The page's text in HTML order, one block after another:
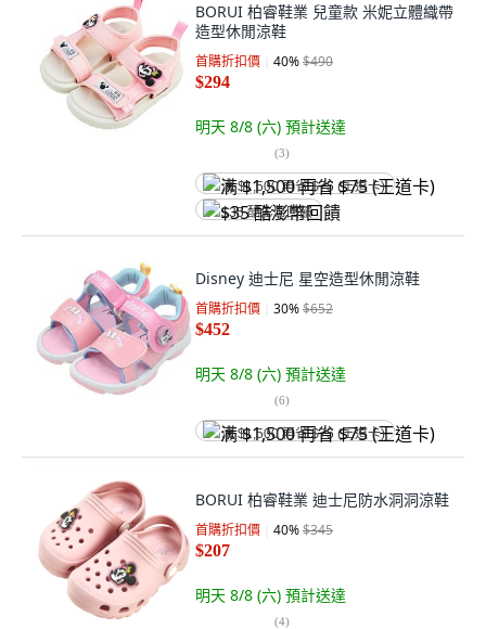
BORUI 柏睿鞋業 兒童款 米妮立體織帶
造型休閒涼鞋
首購折扣價 40%$490
$294
明天 8/8 (六) 預計送達
(3)
满 $1,500 再省 $75 (王道卡)
$35 酷澎幣回饋
Disney 迪士尼 星空造型休閒涼鞋
首購折扣價 30%$652
$452
明天 8/8 (六) 預計送達
(6)
满 $1,500 再省 $75 (王道卡)
BORUI 柏睿鞋業 迪士尼防水洞洞涼鞋
首購折扣價 40%$345
$207
明天 8/8 (六) 預計送達
(4)